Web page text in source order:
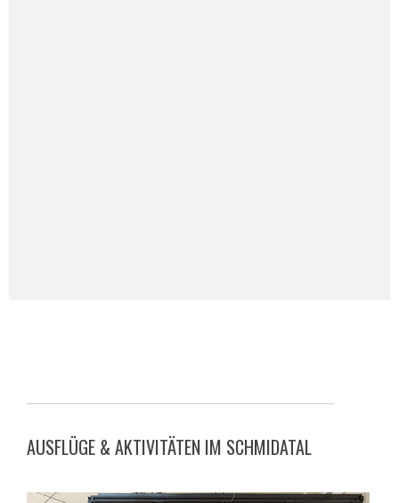
AUSFLÜGE & AKTIVITÄTEN IM SCHMIDATAL